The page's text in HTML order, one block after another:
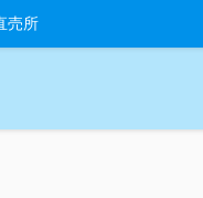
売所